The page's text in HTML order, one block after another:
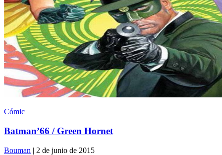
Cómic
Batman’66 / Green Hornet
Bouman | 2 de junio de 2015